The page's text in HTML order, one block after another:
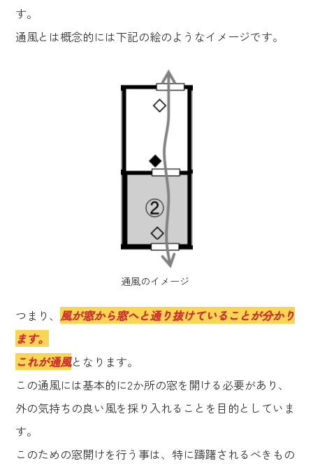
す。
通風とは概念的には下記の絵のようなイメージです。
通風のイメージ
つまり、風が窓から窓へと通り抜けていることが分かり
ます。
これが通風となります。
この通風には基本的に2か所の窓を開ける必要があり、
外の気持ちの良い風を採り入れることを目的としていま
す。
このための窓開けを行う事は、特に躊躇されるべきもの